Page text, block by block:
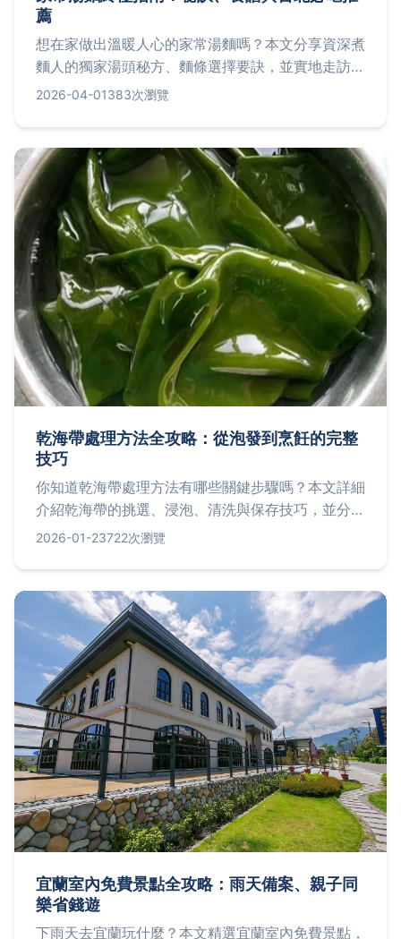
薦
想在家做出溫暖人心的家常湯麵嗎？本文分享資深煮
麵人的獨家湯頭秘方、麵條選擇要訣，並實地走訪台
北五家人氣湯麵店，提供詳細地址與點餐建議，讓你
2026-04-01383次瀏覽
乾海帶處理方法全攻略：從泡發到烹飪的完整
技巧
你知道乾海帶處理方法有哪些關鍵步驟嗎？本文詳細
介紹乾海帶的挑選、浸泡、清洗與保存技巧，並分享
常見問題解答，幫助你輕鬆處理乾海帶，提升料理風
2026-01-23722次瀏覽
宜蘭室內免費景點全攻略：雨天備案、親子同
樂省錢遊
下雨天去宜蘭玩什麼？本文精選宜蘭室內免費景點，